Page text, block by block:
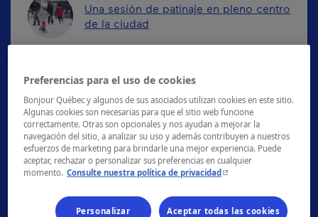
Una sesión de patinaje en pleno centro
de la ciudad
flotante
Estadía en el Auberge du Lac-à-l’Eau-
Claire
Preferencias para el uso de cookies
Bonjour Québec y algunos de sus asociados utilizan cookies en este sitio.
Algunas cookies son necesarias para que el sitio web funcione
correctamente. Otras son opcionales y nos ayudan a mejorar la
navegación del sitio, a analizar su uso y además contribuyen a nuestros
esfuerzos de marketing para brindarle una mejor experiencia. Puede
aceptar, rechazar o personalizar sus preferencias en cualquier
momento. Consulte nuestra política de privacidad- Este hipervínculo se
Personalizar Aceptar todas las cookies